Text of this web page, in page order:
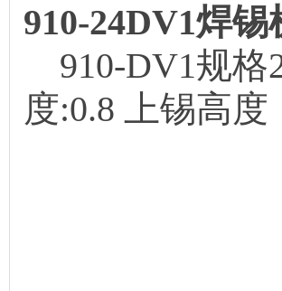
910-24DV1焊
910-DV1规格
度:0.8 上锡高度